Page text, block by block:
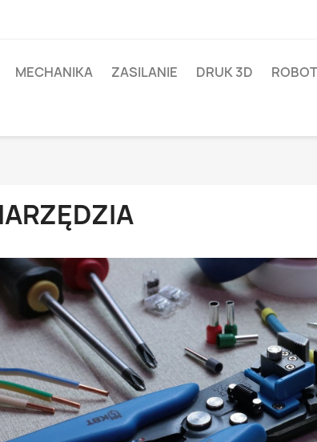
MECHANIKA ZASILANIE DRUK 3D